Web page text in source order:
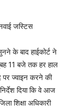
जस्टिस
के बाद हाईकोर्ट ने
11 बजे तक हर हाल
पर ज्वाइन करने की
दिया कि वे आज
शिक्षा अधिकारी